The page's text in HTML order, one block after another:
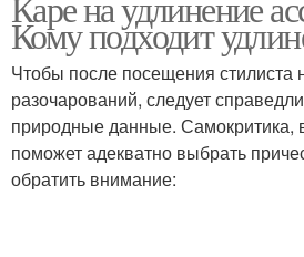
Кому подходит
Чтобы после посещения стилиста
разочарований, следует
природные данные. Самокритика,
поможет адекватно выбрать
обратить внимание: